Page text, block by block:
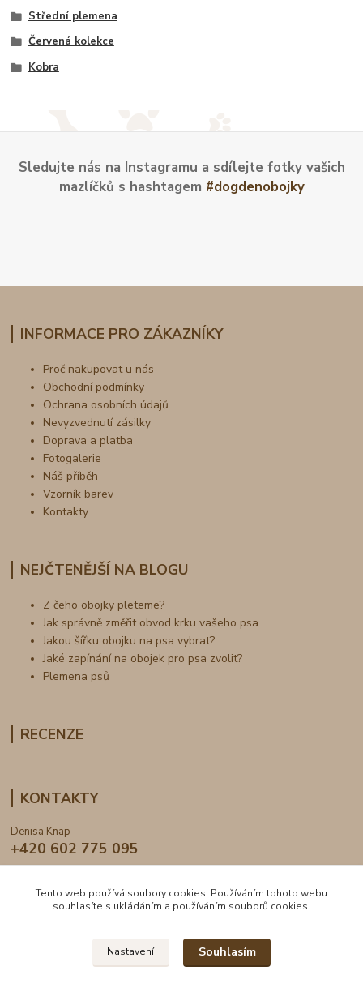
Střední plemena
Červená kolekce
Kobra
Sledujte nás na Instagramu a sdílejte fotky vašich
mazlíčků s hashtagem #dogdenobojky
INFORMACE PRO ZÁKAZNÍKY
Proč nakupovat u nás
Obchodní podmínky
Ochrana osobních údajů
Nevyzvednutí zásilky
Doprava a platba
Fotogalerie
Náš příběh
Vzorník barev
Kontakty
NEJČTENĚJŠÍ NA BLOGU
Z čeho obojky pleteme?
Jak správně změřit obvod krku vašeho psa
Jakou šířku obojku na psa vybrat?
Jaké zapínání na obojek pro psa zvolit?
Plemena psů
RECENZE
KONTAKTY
Denisa Knap
+420 602 775 095
Tento web používá soubory cookies. Používáním tohoto webu
souhlasíte s ukládáním a používáním souborů cookies.
Nastavení Souhlasím